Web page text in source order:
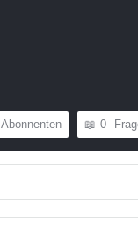
Abonnenten 0